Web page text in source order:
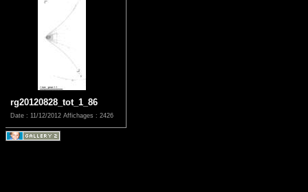
rg20120828_tot_1_86
Date : 11/12/2012 Affichages : 2426